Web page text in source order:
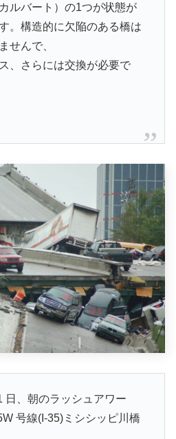
ルバート）の1つが状態が
。構造的に欠陥のある橋は
せんで、
、さらには交換が必要で
日、朝のラッシュアワー
号線(I-35)ミシシッピ川橋